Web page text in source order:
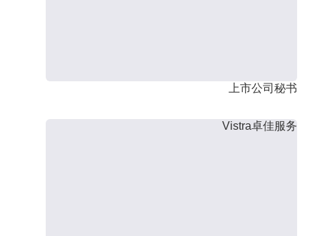
上市公司秘书
Vistra卓佳服务